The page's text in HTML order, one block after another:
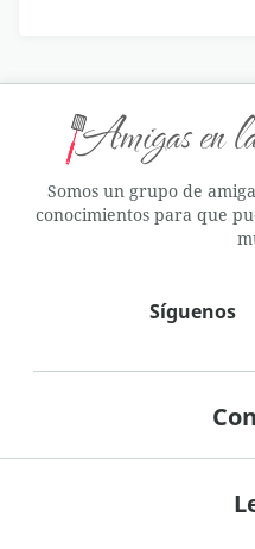
Somos un grupo de
conocimientos para que
Síguenos